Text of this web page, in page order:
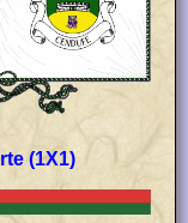
(1X1)